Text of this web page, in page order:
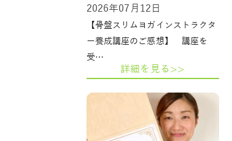
2026年07月12日
【骨盤スリムヨガインストラクタ
ー養成講座のご感想】 講座を
受…
詳細を見る>>